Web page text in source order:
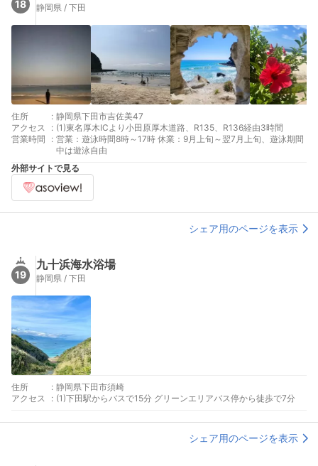
18 静岡県 / 下田
住所 : 静岡県下田市吉佐美47
アクセス
: (1)東名厚木ICより小田原厚木道路、R135、R136経由3時間
営業時間
: 営業：遊泳時間8時～17時 休業：9月上旬～翌7月上旬、遊泳期間
中は遊泳自由
外部サイトで見る
シェア用のページを表示
19
九十浜海水浴場
静岡県 / 下田
住所 : 静岡県下田市須崎
アクセス
: (1)下田駅からバスで15分 グリーンエリアバス停から徒歩で7分
シェア用のページを表示